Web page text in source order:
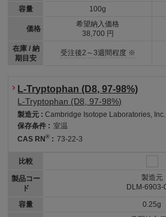
容量
価格
在庫 / 納
期目安
100g
希望納入価格
38,700 円
受注後2～3週間程度 ※
L-Tryptophan (D8, 97-98%)
L-Tryptophan (D8, 97-98%)
製造元 :Cambridge Isotope Laboratories, Inc.
保存条件 : 室温
CAS RN® : 73-22-3
比較
製品コー
ド
容量
製造元
DLM-6903-
0.25g